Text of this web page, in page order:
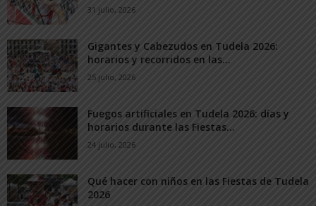
31 julio, 2026
Gigantes y Cabezudos en Tudela 2026:
horarios y recorridos en las...
25 julio, 2026
Fuegos artificiales en Tudela 2026: días y
horarios durante las Fiestas...
24 julio, 2026
Qué hacer con niños en las Fiestas de Tudela
2026